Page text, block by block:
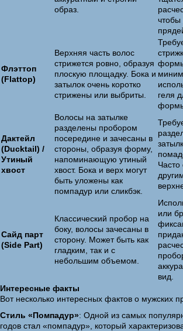
образ.
Флэттоп
(Flattop)
Верхняя часть волос
стрижется ровно, образуя
плоскую площадку. Бока и
затылок очень коротко
стрижены или выбриты.
геля
Дактейл
(Ducktail) /
Утиный
хвост
Волосы на затылке
разделены пробором
посередине и зачесаны в
стороны, образуя форму,
напоминающую утиный
хвост. Бока и верх могут
быть уложены как
помпадур или сликбэк.
Часто
Сайд парт
(Side Part)
Классический пробор на
боку, волосы зачесаны в
сторону. Может быть как
гладким, так и с
небольшим объемом.
или
вид.
Интересные факты
Вот несколько интересных фактов о мужских
Стиль «Помпадур»: Одной из самых
годов стал «помпадур», который